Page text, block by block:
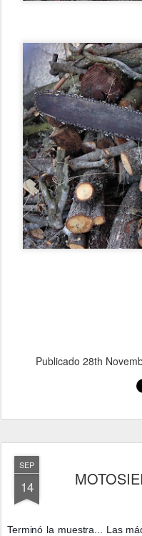
Publicado 28th
SEP
14
Terminó la muestra... Las